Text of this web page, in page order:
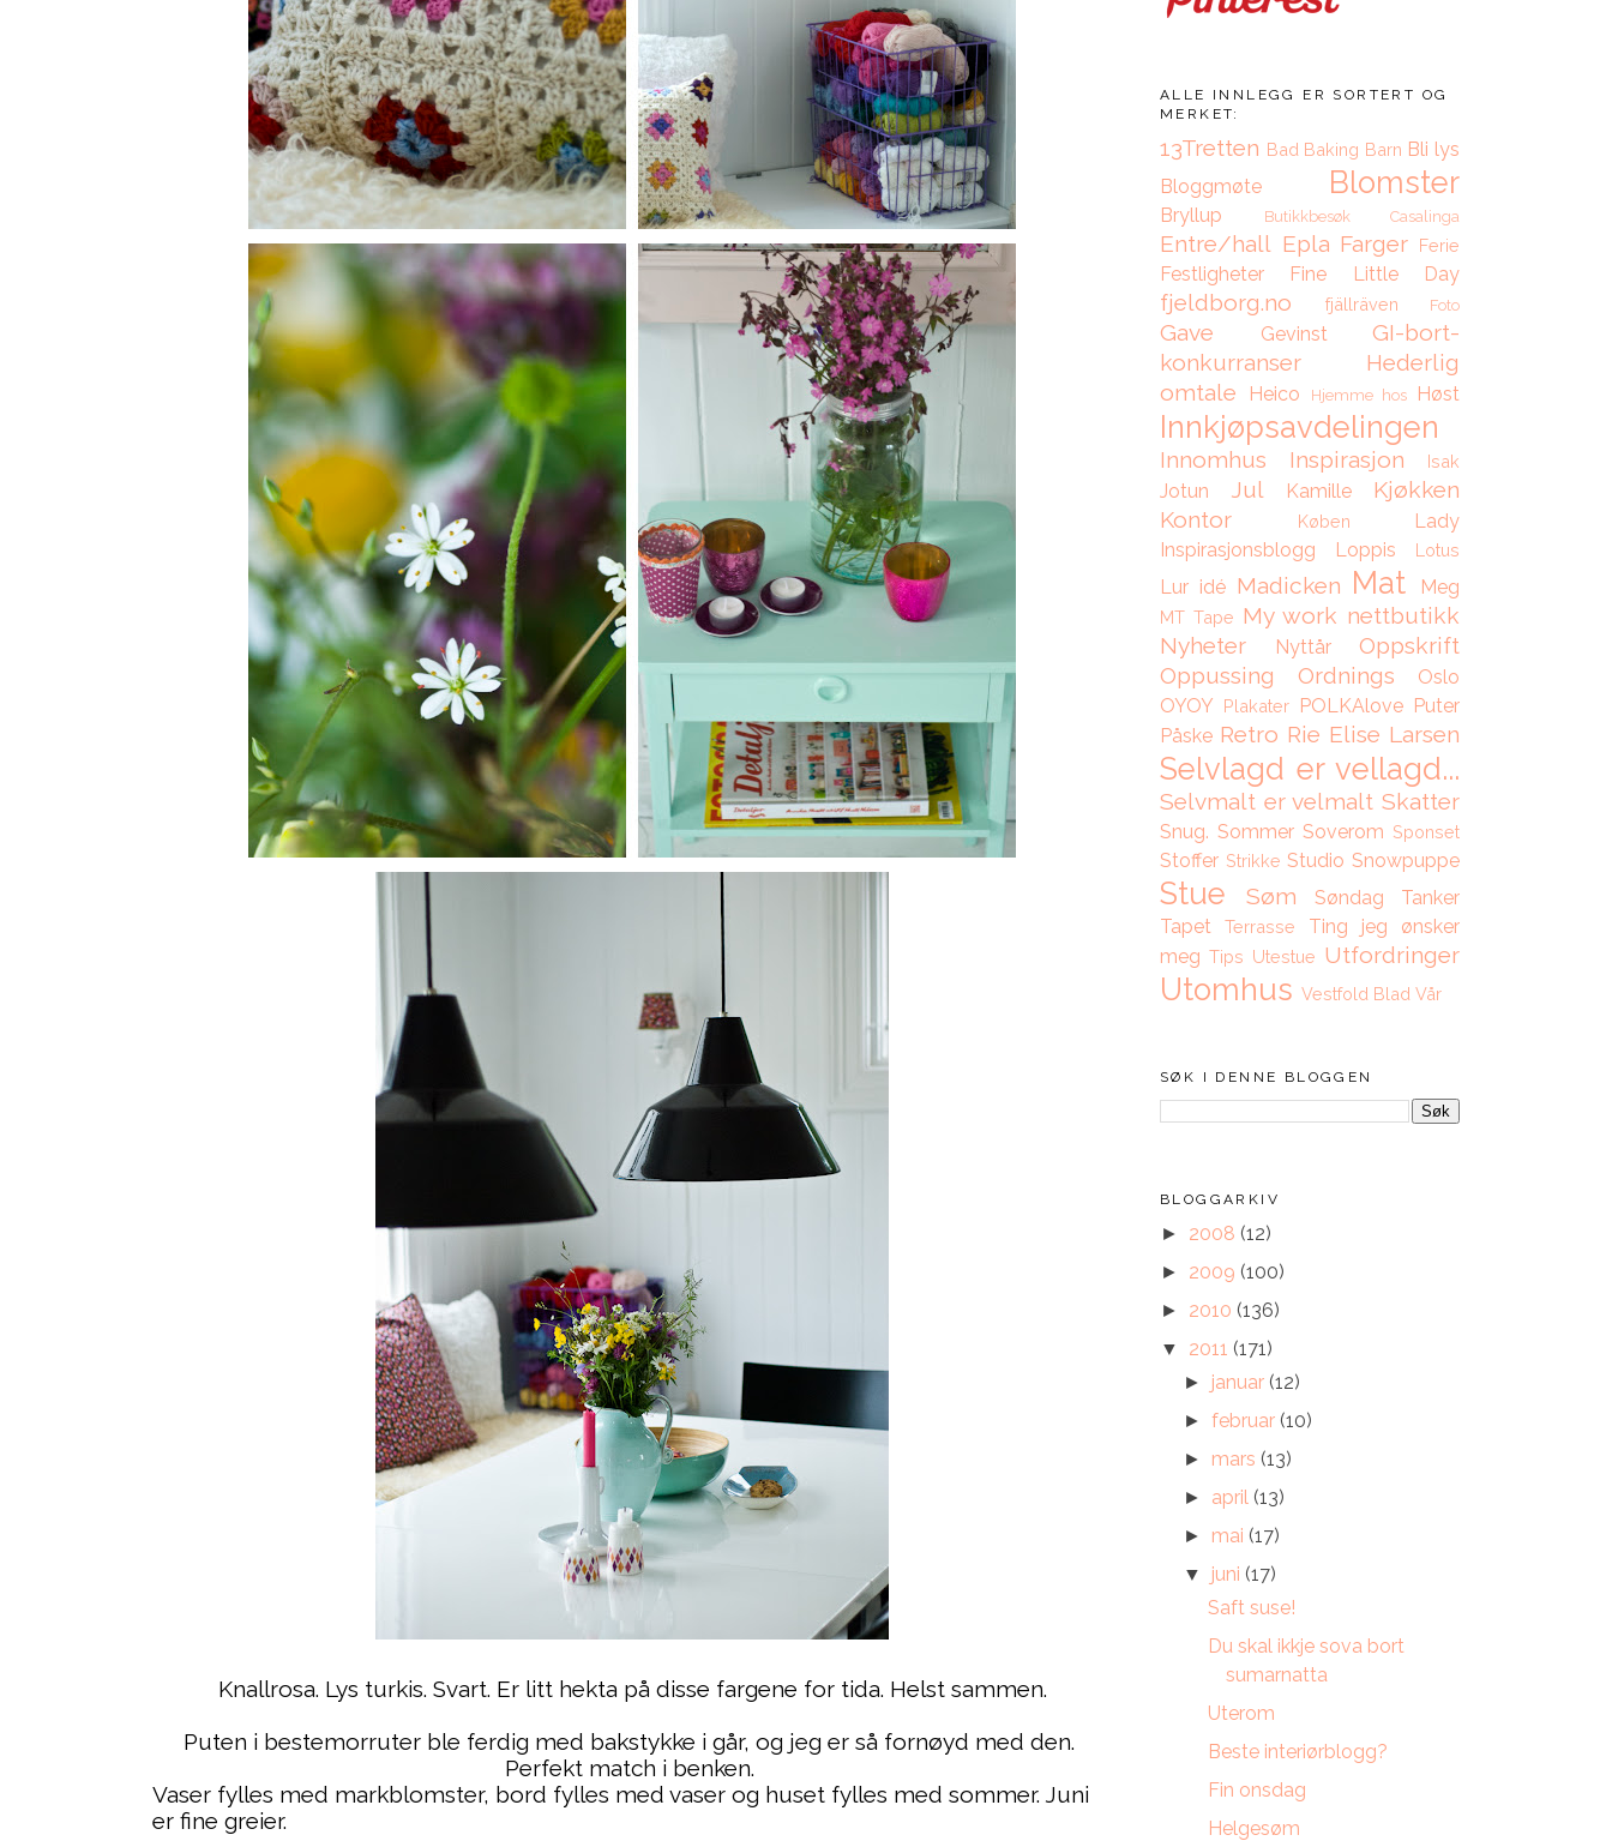
Knallrosa. Lys turkis. Svart. Er litt hekta på disse fargene for tida. Helst sammen.
Puten i bestemorruter ble ferdig med bakstykke i går, og jeg er så fornøyd med den.
Perfekt match i benken.
Vaser fylles med markblomster, bord fylles med vaser og huset fylles med sommer. Juni
er fine greier.
ALLE INNLEGG ER SORTERT OG
MERKET:
13Tretten Bad Baking Barn Bli lys
Bloggmøte
Blomster
Bryllup Butikkbesøk Casalinga
Entre/hall Epla Farger Ferie
Festligheter Fine Little Day
fjeldborg.no fjällräven Foto
Gave Gevinst
GI-bort-
konkurranser
Hederlig
omtale
Heico Hjemme hos Høst
Innkjøpsavdelingen
Innomhus Inspirasjon Isak
Jotun Jul Kamille
Kjøkken
Kontor
Køben
Lady
Inspirasjonsblogg
Loppis Lotus
Lur idé Madicken Mat Meg
MT Tape My work nettbutikk
Nyheter
Nyttår
Oppskrift
Oppussing
Ordnings
Oslo
OYOY Plakater POLKAlove Puter
Påske Retro Rie Elise Larsen
Selvlagd er vellagd...
Selvmalt er velmalt Skatter
Snug. Sommer Soverom Sponset
Stoffer Strikke Studio Snowpuppe
Stue Søm Søndag
Tanker
Tapet
Terrasse
Ting jeg ønsker
meg Tips Utestue Utfordringer
Utomhus Vestfold Blad Vår
SØK I DENNE BLOGGEN
BLOGGARKIV
► 2008 (12)
► 2009 (100)
► 2010 (136)
▼ 2011 (171)
► januar (12)
►februar (10)
► mars (13)
► april (13)
► mai (17)
▼ juni (17)
Saft suse!
Du skal ikkje sova bort
sumarnatta
Uterom
Beste interiørblogg?
Fin onsdag
Helgesøm